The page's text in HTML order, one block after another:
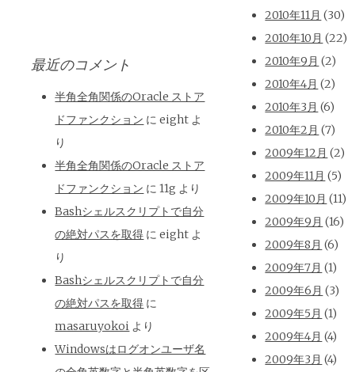
最近のコメント
半角全角関係のOracle ストア
ドファンクション にeight よ
り
半角全角関係のOracle ストア
ドファンクション に11g より
Bashシェルスクリプトで自分
の絶対パスを取得 にeight よ
り
Bashシェルスクリプトで自分
の絶対パスを取得 に
masaruyokoi より
Windowsはログオンユーザ名
2010年11月 (30)
2010年10月 (22)
2010年9月 (2)
2010年4月 (2)
2010年3月 (6)
2010年2月 (7)
2009年12月 (2)
2009年11月 (5)
2009年10月 (11)
2009年9月 (16)
2009年8月 (6)
2009年7月 (1)
2009年6月 (3)
2009年5月 (1)
2009年4月 (4)
2009年3月 (4)